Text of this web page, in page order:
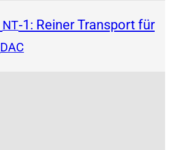
NT‑1: Reiner Transport für
DAC